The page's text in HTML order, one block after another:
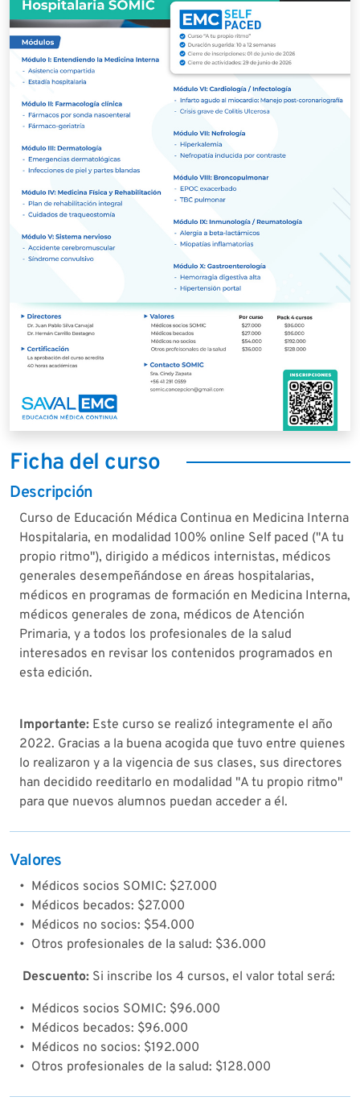
Ficha del curso
Descripción
Curso de Educación Médica Continua en Medicina Interna
Hospitalaria, en modalidad 100% online Self paced ("A tu
propio ritmo"), dirigido a médicos internistas, médicos
generales desempeñándose en áreas hospitalarias,
médicos en programas de formación en Medicina Interna,
médicos generales de zona, médicos de Atención
Primaria, y a todos los profesionales de la salud
interesados en revisar los contenidos programados en
esta edición.
Importante: Este curso se realizó integramente el año
2022. Gracias a la buena acogida que tuvo entre quienes
lo realizaron y a la vigencia de sus clases, sus directores
han decidido reeditarlo en modalidad "A tu propio ritmo"
para que nuevos alumnos puedan acceder a él.
Valores
• Médicos socios SOMIC: $27.000
• Médicos becados: $27.000
• Médicos no socios: $54.000
• Otros profesionales de la salud: $36.000
Descuento: Si inscribe los 4 cursos, el valor total será:
• Médicos socios SOMIC: $96.000
• Médicos becados: $96.000
• Médicos no socios: $192.000
• Otros profesionales de la salud: $128.000